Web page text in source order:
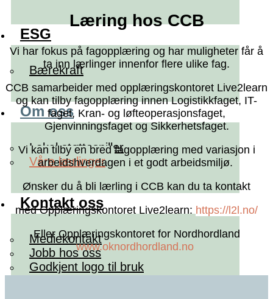
ESG
Bærekraft
Om oss
Lokal støttespiller
Våre lærlinger
Kontakt oss
Mediekontakt
Jobb hos oss
Godkjent logo til bruk
Læring hos CCB
Vi har fokus på fagopplæring og har muligheter får å
ta inn lærlinger innenfor flere ulike fag.
CCB samarbeider med opplæringskontoret Live2learn
og kan tilby fagopplæring innen Logistikkfaget, IT-
faget, Kran- og løfteoperasjonsfaget,
Gjenvinningsfaget og Sikkerhetsfaget.
Vi kan tilby en bred fagopplæring med variasjon i
arbeidshverdagen i et godt arbeidsmiljø.
Ønsker du å bli lærling i CCB kan du ta kontakt
med Opplæringskontoret Live2learn: https://l2l.no/
Eller Opplæringskontoret for Nordhordland
www.oknordhordland.no